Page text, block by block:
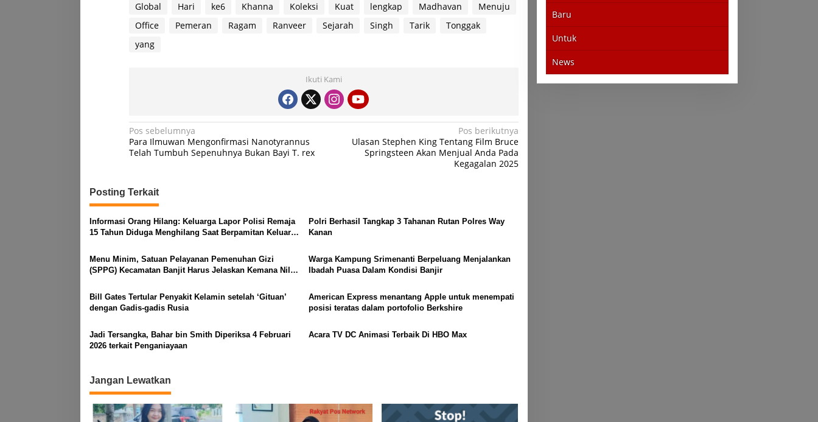
Global
Hari ke6 Khanna Koleksi Kuat lengkap Madhavan
Menuju
Office
Pemeran Ragam Ranveer Sejarah Singh Tarik
Tonggak
yang
Ikuti Kami
Navigasi
pos
Pos sebelumnya
Para Ilmuwan Mengonfirmasi Nanotyrannus
Telah Tumbuh Sepenuhnya Bukan Bayi T. rex
Pos berikutnya
Ulasan Stephen King Tentang Film Bruce
Springsteen Akan Menjual Anda Pada
Kegagalan 2025
Posting Terkait
Informasi Orang Hilang: Keluarga Lapor Polisi Remaja
15 Tahun Diduga Menghilang Saat Berpamitan Keluar
Polri Berhasil Tangkap 3 Tahanan Rutan Polres Way
Kanan
Menu Minim, Satuan Pelayanan Pemenuhan Gizi
(SPPG) Kecamatan Banjit Harus Jelaskan Kemana Nilai
Warga Kampung Srimenanti Berpeluang Menjalankan
Ibadah Puasa Dalam Kondisi Banjir
Bill Gates Tertular Penyakit Kelamin setelah ‘Gituan’
dengan Gadis-gadis Rusia
American Express menantang Apple untuk menempati
posisi teratas dalam portofolio Berkshire
Jadi Tersangka, Bahar bin Smith Diperiksa 4 Februari
2026 terkait Penganiayaan
Acara TV DC Animasi Terbaik Di HBO Max
Jangan Lewatkan
Baru
Untuk
News